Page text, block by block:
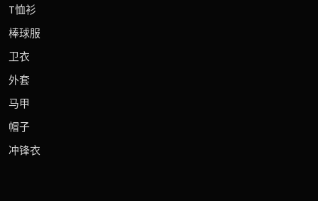
T恤衫
棒球服
卫衣
外套
马甲
帽子
冲锋衣